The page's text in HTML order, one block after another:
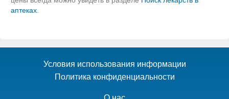
аптеках
Условия использования информации
Политика конфиденциальности